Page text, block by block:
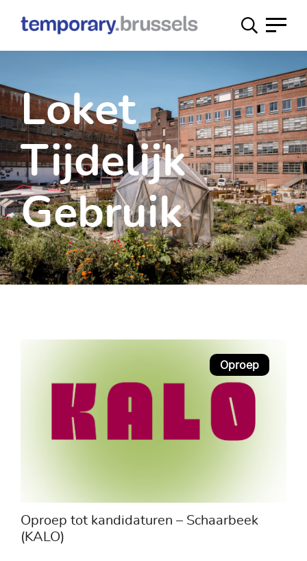
Loket
Tijdelijk
Gebruik
Oproep
Oproep tot kandidaturen – Schaarbeek
(KALO)